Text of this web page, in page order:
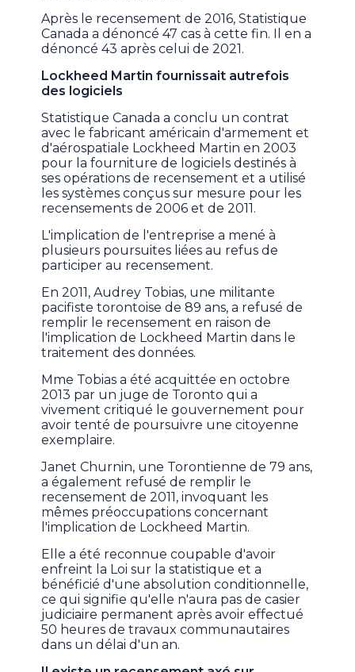
Après le recensement de 2016, Statistique
Canada a dénoncé 47 cas à cette fin. Il en a
dénoncé 43 après celui de 2021.
Lockheed Martin fournissait autrefois
des logiciels
Statistique Canada a conclu un contrat
avec le fabricant américain d'armement et
d'aérospatiale Lockheed Martin en 2003
pour la fourniture de logiciels destinés à
ses opérations de recensement et a utilisé
les systèmes conçus sur mesure pour les
recensements de 2006 et de 2011.
L'implication de l'entreprise a mené à
plusieurs poursuites liées au refus de
participer au recensement.
En 2011, Audrey Tobias, une militante
pacifiste torontoise de 89 ans, a refusé de
remplir le recensement en raison de
l'implication de Lockheed Martin dans le
traitement des données.
Mme Tobias a été acquittée en octobre
2013 par un juge de Toronto qui a
vivement critiqué le gouvernement pour
avoir tenté de poursuivre une citoyenne
exemplaire.
Janet Churnin, une Torontienne de 79 ans,
a également refusé de remplir le
recensement de 2011, invoquant les
mêmes préoccupations concernant
l'implication de Lockheed Martin.
Elle a été reconnue coupable d'avoir
enfreint la Loi sur la statistique et a
bénéficié d'une absolution conditionnelle,
ce qui signifie qu'elle n'aura pas de casier
judiciaire permanent après avoir effectué
50 heures de travaux communautaires
dans un délai d'un an.